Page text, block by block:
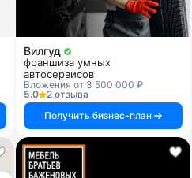
Вилгуд
франшиза умных
автосервисов
Вложения от 3 500 000 ₽
5.0
2 отзыва
Получить бизнес-план